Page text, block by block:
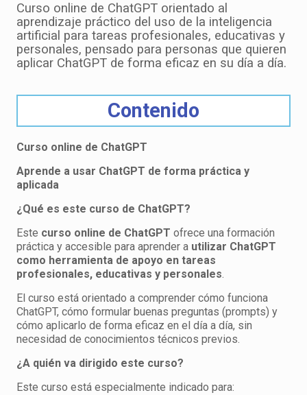
Curso online de ChatGPT orientado al
aprendizaje práctico del uso de la inteligencia
artificial para tareas profesionales, educativas y
personales, pensado para personas que quieren
aplicar ChatGPT de forma eficaz en su día a día.
Contenido
Curso online de ChatGPT
Aprende a usar ChatGPT de forma práctica y
aplicada
¿Qué es este curso de ChatGPT?
Este curso online de ChatGPT ofrece una formación
práctica y accesible para aprender a utilizar ChatGPT
como herramienta de apoyo en tareas
profesionales, educativas y personales.
El curso está orientado a comprender cómo funciona
ChatGPT, cómo formular buenas preguntas (prompts) y
cómo aplicarlo de forma eficaz en el día a día, sin
necesidad de conocimientos técnicos previos.
¿A quién va dirigido este curso?
Este curso está especialmente indicado para: